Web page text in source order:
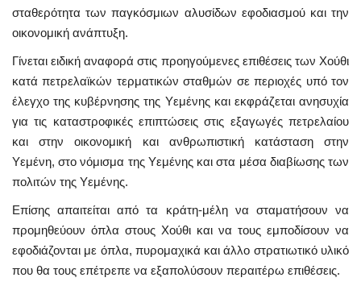
σταθερότητα των παγκόσμιων αλυσίδων εφοδιασμού και την
οικονομική ανάπτυξη.
Γίνεται ειδική αναφορά στις προηγούμενες επιθέσεις των Χούθι
κατά πετρελαϊκών τερματικών σταθμών σε περιοχές υπό τον
έλεγχο της κυβέρνησης της Υεμένης και εκφράζεται ανησυχία
για τις καταστροφικές επιπτώσεις στις εξαγωγές πετρελαίου
και στην οικονομική και ανθρωπιστική κατάσταση στην
Υεμένη, στο νόμισμα της Υεμένης και στα μέσα διαβίωσης των
πολιτών της Υεμένης.
Επίσης απαιτείται από τα κράτη-μέλη να σταματήσουν να
προμηθεύουν όπλα στους Χούθι και να τους εμποδίσουν να
εφοδιάζονται με όπλα, πυρομαχικά και άλλο στρατιωτικό υλικό
που θα τους επέτρεπε να εξαπολύσουν περαιτέρω επιθέσεις.